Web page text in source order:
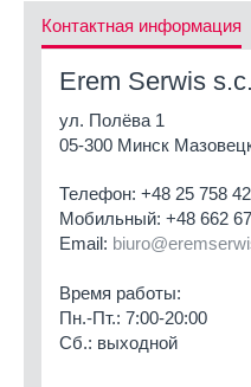
Контактная информация
Erem Serwis s.c.
ул. Полёва 1
05-300 Минск
Телефон: +48 25 758
Мобильный: +48 662
Email:
Время работы:
Пн.-Пт.: 7:00-20:00
Сб.: выходной